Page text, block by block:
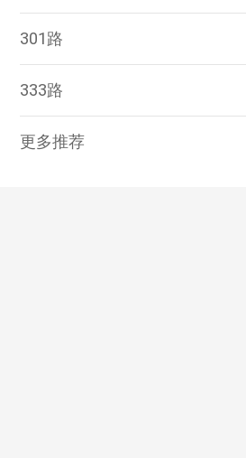
301路
333路
更多推荐